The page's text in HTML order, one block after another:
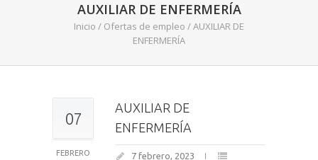
AUXILIAR DE ENFERMERÍA
Inicio / Ofertas de empleo /AUXILIAR DE
ENFERMERÍA
07
FEBRERO
AUXILIAR DE
ENFERMERÍA
7 febrero, 2023